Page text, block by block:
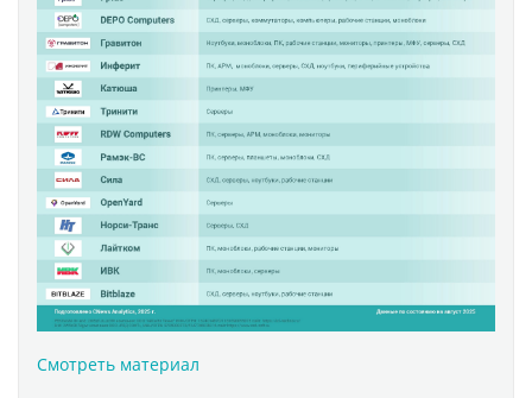
Смотреть материал